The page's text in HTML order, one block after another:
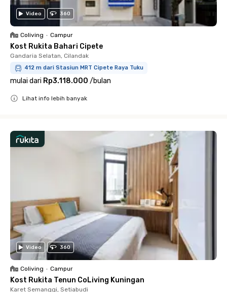
Video 360
Coliving • Campur
Kost Rukita Bahari Cipete
Gandaria Selatan, Cilandak
412 m dari Stasiun MRT Cipete Raya Tuku
mulai dari Rp3.118.000 /bulan
Lihat info lebih banyak
Video 360
Coliving • Campur
Kost Rukita Tenun CoLiving Kuningan
Karet Semanggi, Setiabudi